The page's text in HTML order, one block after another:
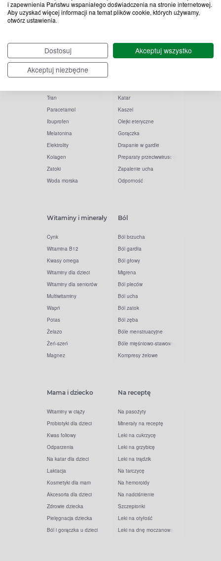
i zapewnienia Państwu wspaniałego doświadczenia na stronie internetowej.
Aby uzyskać więcej informacji na temat plików cookie, których używamy,
otwórz ustawienia.
Dostosuj
Akceptuj wszystko
Akceptuj niezbędne
Popularne zapytania
Witamina D
Witamina C
Tran
Paracetamol
Ibuprofen
Melatonina
Elektrolity
Kolagen
Zatoki
Woda morska
Przeziębienie i grypa
Katar
Kaszel
Olejki eteryczne
Gorączka
Drapanie w gardle
Preparaty przeciwwirusowe
Zapalenie ucha
Odporność
Witaminy i minerały
Cynk
Witamina B12
Kwasy omega
Witaminy dla dzieci
Witaminy dla seniorów
Multiwitaminy
Wapń
Potas
Żelazo
Żeń-szeń
Magnez
Ból
Ból brzucha
Ból gardła
Ból głowy
Migrena
Ból pleców
Ból ucha
Ból zatok
Ból zęba
Bóle menstruacyjne
Bóle mięśniowo-stawowe
Kompresy żelowe
Mama i dziecko
Witaminy w ciąży
Probiotyki dla dzieci
Kwas foliowy
Odparzenia
Na katar dla dzieci
Laktacja
Kosmetyki dla mam
Akcesoria dla dzieci
Zdrowie dziecka
Pielęgnacja dziecka
Ból i gorączka u dzieci
Na receptę
Na pasożyty
Minerały na receptę
Leki na cukrzycę
Leki na grzybicę
Leki na trądzik
Na tarczycę
Na hemoroidy
Na nadciśnienie
Szczepionki
Leki na otyłość
Leki na dnę moczanową